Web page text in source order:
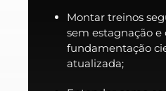
Montar treinos
sem estagnação e
fundamentação
atualizada;